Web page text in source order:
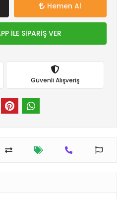
Hemen Al
İLE SİPARİŞ VER
Güvenli Alışveriş